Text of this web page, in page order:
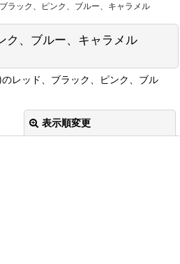
ラック、ピンク、ブルー、キャラメル
ク、ブルー、キャラメル
レッド、ブラック、ピンク、ブル
表示順変更